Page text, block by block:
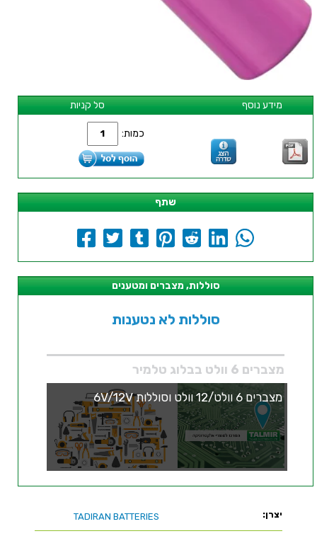
סל קניות מידע נוסף
כמות:
שתף
סוללות, מצברים ומטענים
סוללות לא נטענות
מצברים 6 וולט בבלוג טלמיר
מצברים 6 וולט/12 וולט וסוללות 6V/12V
יצרן: TADIRAN BATTERIES